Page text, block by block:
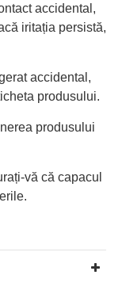
accidental,
iritația persistă,
accidental,
produsului.
produsului
vă că capacul